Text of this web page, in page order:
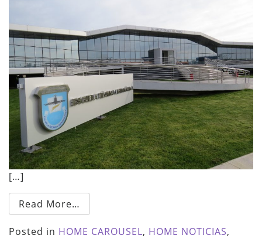
[…]
Read More…
Posted in HOME CAROUSEL, HOME NOTICIAS,